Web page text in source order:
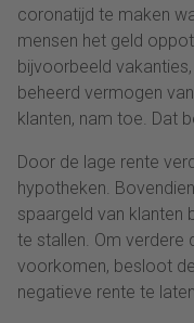
coronatijd te maken
mensen het geld
bijvoorbeeld
beheerd vermogen
klanten, nam toe. Dat
Door de lage rente
hypotheken.
spaargeld van klanten
te stallen. Om verdere
voorkomen, besloot
negatieve rente te